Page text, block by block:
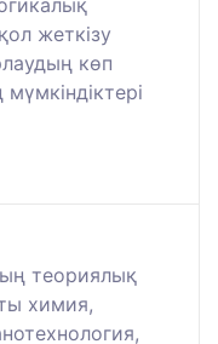
жеткізу
көп
мүмкіндіктері
теориялық
химия,